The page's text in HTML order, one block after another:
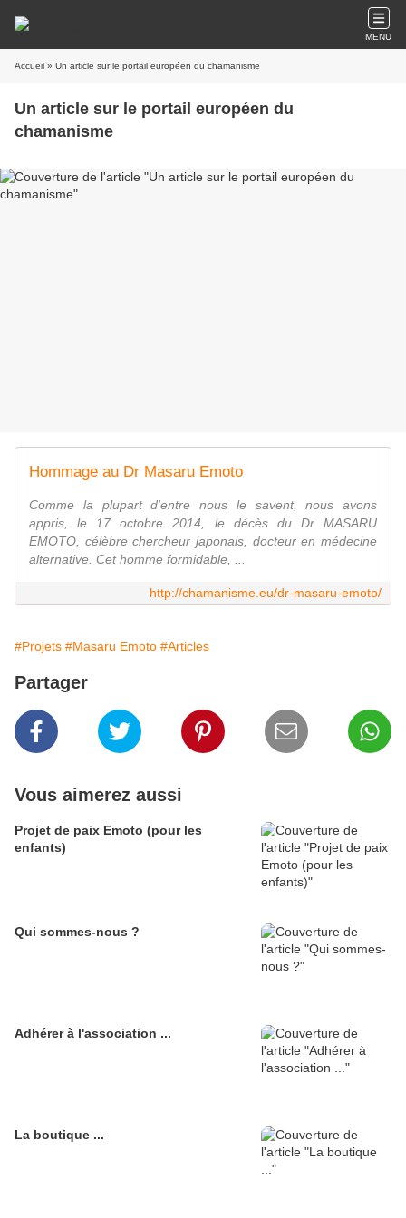
MENU
Accueil » Un article sur le portail européen du chamanisme
Un article sur le portail européen du
chamanisme
Hommage au Dr Masaru Emoto
Comme la plupart d'entre nous le savent, nous avons
appris, le 17 octobre 2014, le décès du Dr MASARU
EMOTO, célèbre chercheur japonais, docteur en médecine
alternative. Cet homme formidable, ...
http://chamanisme.eu/dr-masaru-emoto/
#Projets #Masaru Emoto #Articles
Partager
Vous aimerez aussi
Projet de paix Emoto (pour les
enfants)
Qui sommes-nous ?
Adhérer à l'association ...
La boutique ...